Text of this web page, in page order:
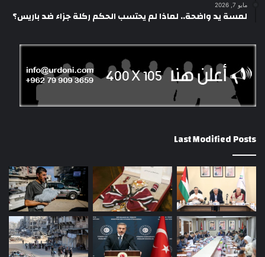
مايو 7, 2026
لمسة يد واضحة.. لماذا لم يحتسب الحكم ركلة جزاء ضد باريس؟
Last Modified Posts